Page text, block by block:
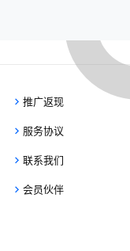
推广返现
服务协议
联系我们
会员伙伴